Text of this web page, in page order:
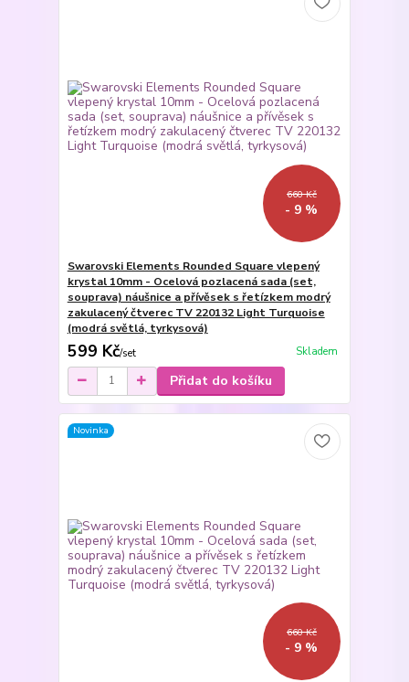
660 Kč
- 9 %
Swarovski Elements Rounded Square vlepený
krystal 10mm - Ocelová pozlacená sada (set,
souprava) náušnice a přívěsek s řetízkem modrý
zakulacený čtverec TV 220132 Light Turquoise
(modrá světlá, tyrkysová)
599 Kč/set Skladem
Přidat do košíku
Novinka
660 Kč
- 9 %